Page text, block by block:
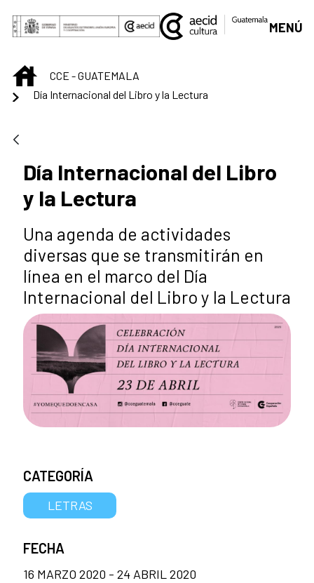
Saltar al contenido principal
MENÚ
INICIOCCE - GUATEMALA
Día Internacional del Libro y la Lectura
Día Internacional del Libro
y la Lectura
Una agenda de actividades
diversas que se transmitirán en
línea en el marco del Día
Internacional del Libro y la Lectura
CATEGORÍA
LETRAS
FECHA
16 MARZO 2020 - 24 ABRIL 2020